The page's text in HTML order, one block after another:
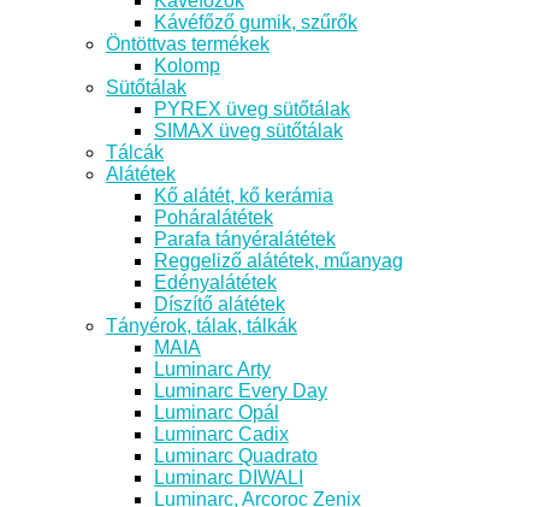
Kávéfőző gumik, szűrők
Öntöttvas termékek
Kolomp
Sütőtálak
PYREX üveg sütőtálak
SIMAX üveg sütőtálak
Tálcák
Alátétek
Kő alátét, kő kerámia
Poháralátétek
Parafa tányéralátétek
Reggeliző alátétek, műanyag
Edényalátétek
Díszítő alátétek
Tányérok, tálak, tálkák
MAIA
Luminarc Arty
Luminarc Every Day
Luminarc Opál
Luminarc Cadix
Luminarc Quadrato
Luminarc DIWALI
Luminarc, Arcoroc Zenix